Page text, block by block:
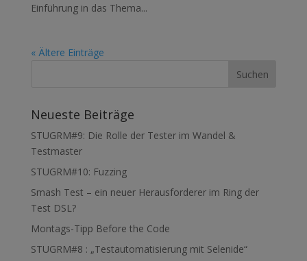
Einführung in das Thema...
« Ältere Einträge
Neueste Beiträge
STUGRM#9: Die Rolle der Tester im Wandel &
Testmaster
STUGRM#10: Fuzzing
Smash Test – ein neuer Herausforderer im Ring der
Test DSL?
Montags-Tipp Before the Code
STUGRM#8 : „Testautomatisierung mit Selenide“